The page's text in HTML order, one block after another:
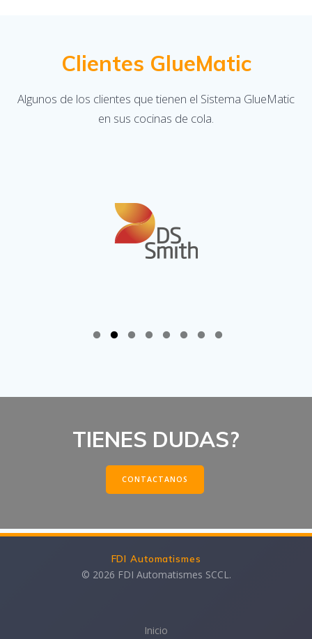
Clientes GlueMatic
Algunos de los clientes que tienen el Sistema GlueMatic
en sus cocinas de cola.
TIENES DUDAS?
CONTACTANOS
FDI Automatismes
© 2026 FDI Automatismes SCCL.
Inicio